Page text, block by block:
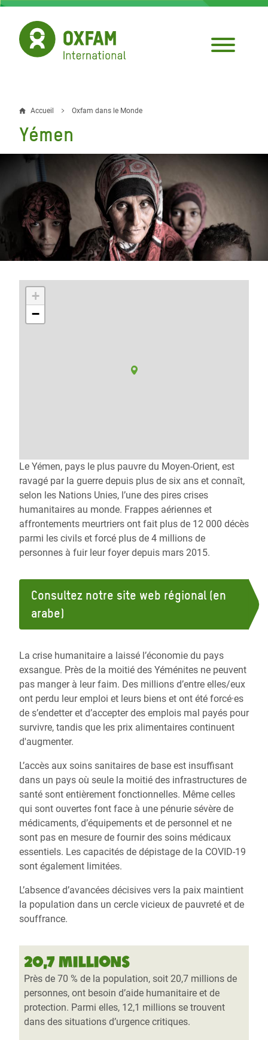
Aller
contenu
principal
Fil
d'Ariane
Accueil Oxfam dans le Monde
Yémen
+
−
Le Yémen, pays le plus pauvre du Moyen-Orient, est
ravagé par la guerre depuis plus de six ans et connaît,
selon les Nations Unies, l’une des pires crises
humanitaires au monde. Frappes aériennes et
affrontements meurtriers ont fait plus de 12 000 décès
parmi les civils et forcé plus de 4 millions de
personnes à fuir leur foyer depuis mars 2015.
Consultez notre site web régional (en
arabe)
La crise humanitaire a laissé l’économie du pays
exsangue. Près de la moitié des Yéménites ne peuvent
pas manger à leur faim. Des millions d’entre elles/eux
ont perdu leur emploi et leurs biens et ont été forcé·es
de s’endetter et d’accepter des emplois mal payés pour
survivre, tandis que les prix alimentaires continuent
d'augmenter.
L’accès aux soins sanitaires de base est insuffisant
dans un pays où seule la moitié des infrastructures de
santé sont entièrement fonctionnelles. Même celles
qui sont ouvertes font face à une pénurie sévère de
médicaments, d’équipements et de personnel et ne
sont pas en mesure de fournir des soins médicaux
essentiels. Les capacités de dépistage de la COVID-19
sont également limitées.
L’absence d’avancées décisives vers la paix maintient
la population dans un cercle vicieux de pauvreté et de
souffrance.
20,7 millions
Près de 70 % de la population, soit 20,7 millions de
personnes, ont besoin d’aide humanitaire et de
protection. Parmi elles, 12,1 millions se trouvent
dans des situations d’urgence critiques.